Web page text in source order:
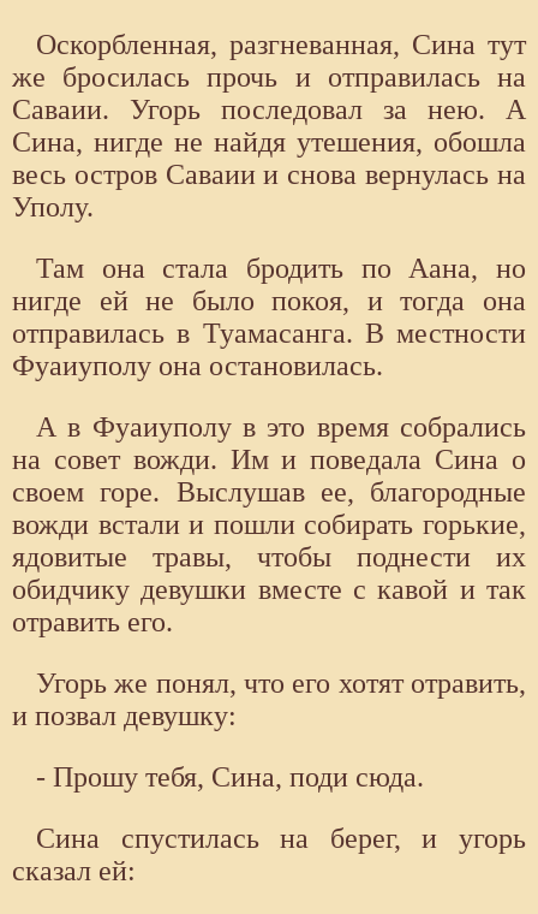
Оскорбленная, разгневанная, Сина тут
же бросилась прочь и отправилась на
Саваии. Угорь последовал за нею. А
Сина, нигде не найдя утешения, обошла
весь остров Саваии и снова вернулась на
Уполу.
Там она стала бродить по Аана, но
нигде ей не было покоя, и тогда она
отправилась в Туамасанга. В местности
Фуаиуполу она остановилась.
А в Фуаиуполу в это время собрались
на совет вожди. Им и поведала Сина о
своем горе. Выслушав ее, благородные
вожди встали и пошли собирать горькие,
ядовитые травы, чтобы поднести их
обидчику девушки вместе с кавой и так
отравить его.
Угорь же понял, что его хотят отравить,
и позвал девушку:
- Прошу тебя, Сина, поди сюда.
Сина спустилась на берег, и угорь
сказал ей: